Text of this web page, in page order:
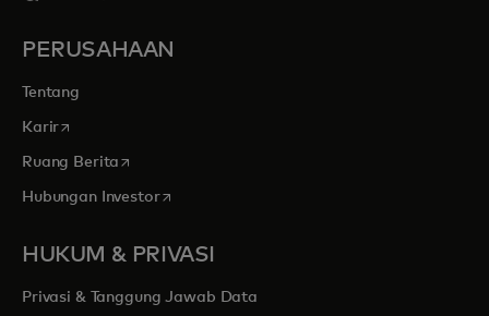
PERUSAHAAN
Tentang
Kariropens in a new tab
Ruang Berita opens in a new tab
Hubungan Investoropens in a new tab
HUKUM & PRIVASI
Privasi & Tanggung Jawab Data